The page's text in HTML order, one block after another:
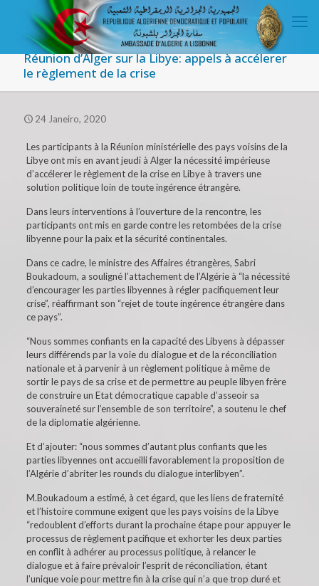
Réunion d’Alger sur la Libye: appels à accélerer
le règlement de la crise
24 Janeiro, 2020
Les participants à la Réunion ministérielle des pays voisins de la
Libye ont mis en avant jeudi à Alger la nécessité impérieuse
d’accélerer le règlement de la crise en Libye à travers une
solution politique loin de toute ingérence étrangère.
Dans leurs interventions à l’ouverture de la rencontre, les
participants ont mis en garde contre les retombées de la crise
libyenne pour la paix et la sécurité continentales.
Dans ce cadre, le ministre des Affaires étrangères, Sabri
Boukadoum, a souligné l’attachement de l’Algérie à “la nécessité
d’encourager les parties libyennes à régler pacifiquement leur
crise”, réaffirmant son “rejet de toute ingérence étrangère dans
ce pays”.
“Nous sommes confiants en la capacité des Libyens à dépasser
leurs différends par la voie du dialogue et de la réconciliation
nationale et à parvenir à un règlement politique à même de
sortir le pays de sa crise et de permettre au peuple libyen frère
de construire un Etat démocratique capable d’asseoir sa
souveraineté sur l’ensemble de son territoire”, a soutenu le chef
de la diplomatie algérienne.
Et d’ajouter: “nous sommes d’autant plus confiants que les
parties libyennes ont accueilli favorablement la proposition de
l’Algérie d’abriter les rounds du dialogue interlibyen”.
M.Boukadoum a estimé, à cet égard, que les liens de fraternité
et l’histoire commune exigent que les pays voisins de la Libye
“redoublent d’efforts durant la prochaine étape pour appuyer le
processus de règlement pacifique et exhorter les deux parties
en conflit à adhérer au processus politique, à relancer le
dialogue et à faire prévaloir l’esprit de réconciliation, étant
l’unique voie pour mettre fin à la crise qui n’a que trop duré et